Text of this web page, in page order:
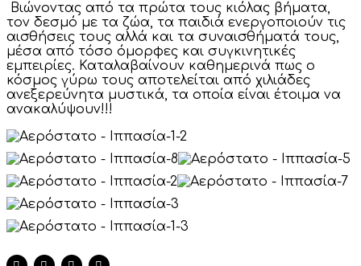
Βιώνοντας από τα πρώτα τους κιόλας βήματα,
τον δεσμό με τα ζώα, τα παιδιά ενεργοποιούν τις
αισθήσεις τους αλλά και τα συναισθήματά τους,
μέσα από τόσο όμορφες και συγκινητικές
εμπειρίες. Καταλαβαίνουν καθημερινά πως ο
κόσμος γύρω τους αποτελείται από χιλιάδες
ανεξερεύνητα μυστικά, τα οποία είναι έτοιμα να
ανακαλύψουν!!!